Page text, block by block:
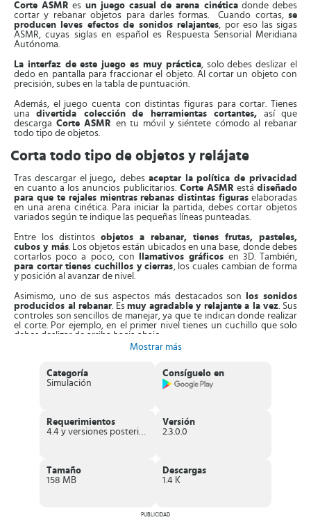
Corte ASMR es un juego casual de arena cinéticadonde debes
cortar y rebanar objetos para darles formas. Cuando cortas, se
producen leves efectos de sonidos relajantes, por eso las sigas
ASMR, cuyas siglas en español es Respuesta Sensorial Meridiana
Autónoma.
La interfaz de este juego es muy práctica, solo debes deslizar el
dedo en pantalla para fraccionar el objeto. Al cortar un objeto con
precisión, subes en la tabla de puntuación.
Además, el juego cuenta con distintas figuras para cortar. Tienes
unadivertida colección de herramientas cortantes, así que
descarga Corte ASMR en tu móvil y siéntete cómodo al rebanar
todo tipo de objetos.
Corta todo tipo de objetos y relájate
Tras descargar el juego,debes aceptar la política de privacidad
en cuanto a los anuncios publicitarios.Corte ASMR estádiseñado
para que te rejales mientras rebanas distintas figuras elaboradas
en una arena cinética. Para iniciar la partida, debes cortar objetos
variados según te indique las pequeñas líneas punteadas.
Entre los distintos objetos a rebanar, tienes frutas, pasteles,
cubos y más. Los objetos están ubicados en una base, donde debes
cortarlos poco a poco, con
llamativos gráficos en 3D. También,
para cortar tienes cuchillos y cierras, los cuales cambian de forma
y posición al avanzar de nivel.
Asimismo, uno de sus aspectos más destacados son
los sonidos
producidos al rebanar. Esmuy agradable y relajante a la vez. Sus
controles son sencillos de manejar, ya que te indican donde realizar
el corte. Por ejemplo, en el primer nivel tienes un cuchillo que solo
debes deslizar de arriba hacia abajo.
figuras ocultas para rebanar
. Además,logras desbloquear
monedas virtuales para comprar nuevos objetos cortantes
con atractivos colores. Cada nivel tiene su estilo y un fondo
diferente. Además, en caso de realizar un mal corte, puedes
Características de Corte ASMR
Distintos tipos de objetospara cortar y rebanar.
Mostrar más
Categoría
Simulación
Consíguelo en
Requerimientos
4.4 y versiones posteriores
Versión
2.3.0.0
Tamaño
158 MB
Descargas
1.4 K
PUBLICIDAD